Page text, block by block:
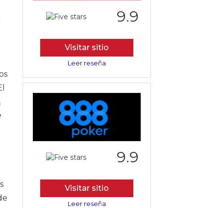
9.9
Visitar sitio
Leer reseña
9.9
Visitar sitio
Leer reseña